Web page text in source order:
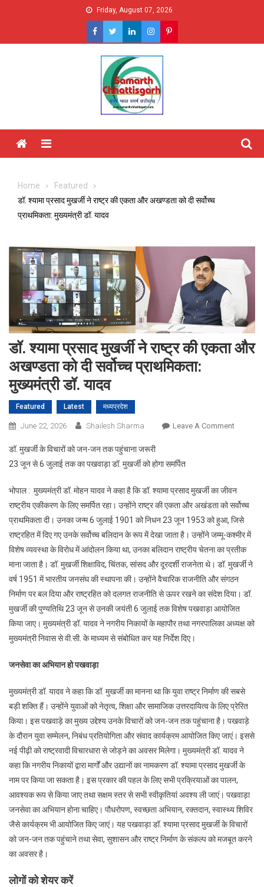
Friday, August 07, 2026
Menu
Home
Featured
डॉ. श्यामा प्रसाद मुखर्जी ने राष्ट्र की एकता और अखण्डता को दी सर्वोच्च
प्राथमिकता: मुख्यमंत्री डॉ. यादव
डॉ. श्यामा प्रसाद मुखर्जी ने राष्ट्र की एकता और
अखण्डता को दी सर्वोच्च प्राथमिकता:
मुख्यमंत्री डॉ. यादव
Featured Latest मध्यप्रदेश
June 22, 2026 Shailesh Sharma Leave A CommentOn
ने
राष्ट्र
की
एकता
और
अखण्डता
मुख्यमंत्री
डॉ. मुखर्जी के विचारों को जन-जन तक पहुंचाना जरूरी
23 जून से 6 जुलाई तक का पखवाड़ा डॉ. मुखर्जी को होगा समर्पित
भोपाल : मुख्यमंत्री डॉ. मोहन यादव ने कहा है कि डॉ. श्यामा प्रसाद मुखर्जी का जीवन
राष्ट्रीय एकीकरण के लिए समर्पित रहा। उन्होंने राष्ट्र की एकता और अखंडता को सर्वोच्च
प्राथमिकता दी। उनका जन्म 6 जुलाई 1901 को निधन 23 जून 1953 को हुआ, जिसे
राष्ट्रहित में दिए गए उनके सर्वोच्च बलिदान के रूप में देखा जाता है। उन्होंने जम्मू-कश्मीर में
विशेष व्यवस्था के विरोध में आंदोलन किया था, उनका बलिदान राष्ट्रीय चेतना का प्रतीक
माना जाता है। डॉ. मुखर्जी शिक्षाविद, चिंतक, सांसद और दूरदर्शी राजनेता थे। डॉ. मुखर्जी ने
वर्ष 1951 में भारतीय जनसंघ की स्थापना की। उन्होंने वैचारिक राजनीति और संगठन
निर्माण पर बल दिया और राष्ट्रहित को दलगत राजनीति से ऊपर रखने का संदेश दिया। डॉ.
मुखर्जी की पुण्यतिथि 23 जून से उनकी जयंती 6 जुलाई तक विशेष पखवाड़ा आयोजित
किया जाए। मुख्यमंत्री डॉ. यादव ने नगरीय निकायों के महापौर तथा नगरपालिका अध्यक्ष को
मुख्यमंत्री निवास से वी.सी. के माध्यम से संबोधित कर यह निर्देश दिए।
जनसेवा का अभियान हो पखवाड़ा
मुख्यमंत्री डॉ. यादव ने कहा कि डॉ. मुखर्जी का मानना था कि युवा राष्ट्र निर्माण की सबसे
बड़ी शक्ति हैं। उन्होंने युवाओं को नेतृत्व, शिक्षा और सामाजिक उत्तरदायित्व के लिए प्रेरित
किया। इस पखवाड़े का मुख्य उद्देश्य उनके विचारों को जन-जन तक पहुंचाना है। पखवाड़े
के दौरान युवा सम्मेलन, निबंध प्रतियोगिता और संवाद कार्यक्रम आयोजित किए जाएं। इससे
नई पीढ़ी को राष्ट्रवादी विचारधारा से जोड़ने का अवसर मिलेगा। मुख्यमंत्री डॉ. यादव ने
कहा कि नगरीय निकायों द्वारा मार्गों और उद्यानों का नामकरण डॉ. श्यामा प्रसाद मुखर्जी के
नाम पर किया जा सकता है। इस प्रकार की पहल के लिए सभी प्रक्रियाओं का पालन,
आवश्यक रूप से किया जाए तथा सक्षम स्तर से सभी स्वीकृतियां अवश्य ली जाएं। पखवाड़ा
जनसेवा का अभियान होना चाहिए। पौधरोपण, स्वच्छता अभियान, रक्तदान, स्वास्थ्य शिविर
जैसे कार्यक्रम भी आयोजित किए जाएं। यह पखवाड़ा डॉ. श्यामा प्रसाद मुखर्जी के विचारों
को जन-जन तक पहुंचाने तथा सेवा, सुशासन और राष्ट्र निर्माण के संकल्प को मजबूत करने
का अवसर है।
लोगों को शेयर करें